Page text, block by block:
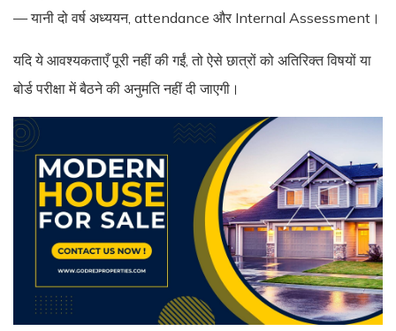
— यानी दो वर्ष अध्ययन, attendance और Internal Assessment।
यदि ये आवश्यकताएँ पूरी नहीं की गईं, तो ऐसे छात्रों को अतिरिक्त विषयों या
बोर्ड परीक्षा में बैठने की अनुमति नहीं दी जाएगी।